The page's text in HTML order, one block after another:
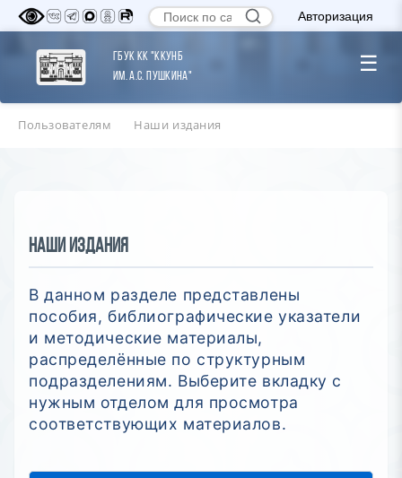
Авторизация
ГБУК КК "ККУНБ
им. А.С. Пушкина"
☰
Пользователям Наши издания
Наши издания
В данном разделе представлены
пособия, библиографические указатели
и методические материалы,
распределённые по структурным
подразделениям. Выберите вкладку с
нужным отделом для просмотра
соответствующих материалов.